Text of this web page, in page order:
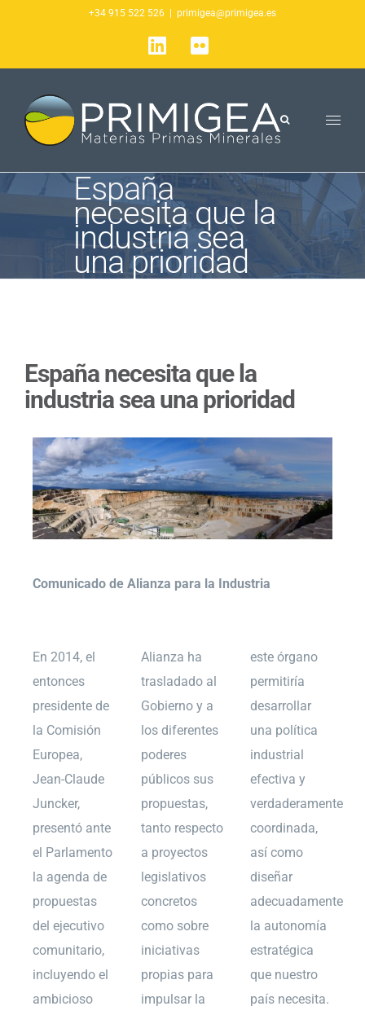
+34 915 522 526 primigea@primigea.es
LinkedIn
Flickr
España
necesita que la
industria sea
una prioridad
España necesita que la
industria sea una prioridad
Comunicado de Alianza para la Industria
En 2014, el
entonces
presidente de
la Comisión
Europea,
Jean-Claude
Juncker,
presentó ante
el Parlamento
la agenda de
propuestas
del ejecutivo
comunitario,
incluyendo el
ambicioso
Alianza ha
trasladado al
Gobierno y a
los diferentes
poderes
públicos sus
propuestas,
tanto respecto
a proyectos
legislativos
concretos
como sobre
iniciativas
propias para
impulsar la
este órgano
permitiría
desarrollar
una política
industrial
efectiva y
verdaderamente
coordinada,
así como
diseñar
adecuadamente
la autonomía
estratégica
que nuestro
país necesita.